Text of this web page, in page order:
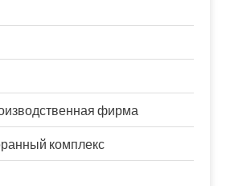
фирма
комплекс